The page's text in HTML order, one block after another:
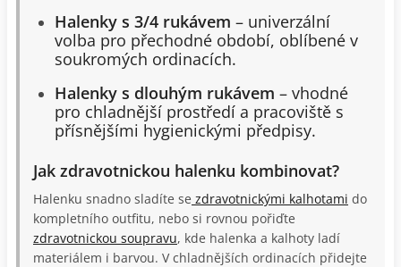
Halenky s 3/4 rukávem – univerzální
volba pro přechodné období, oblíbené v
soukromých ordinacích.
Halenky s dlouhým rukávem – vhodné
pro chladnější prostředí a pracoviště s
přísnějšími hygienickými předpisy.
Jak zdravotnickou halenku kombinovat?
Halenku snadno sladíte se zdravotnickými kalhotami do
kompletního outfitu, nebo si rovnou pořiďte
zdravotnickou soupravu, kde halenka a kalhoty ladí
materiálem i barvou. V chladnějších ordinacích přidejte